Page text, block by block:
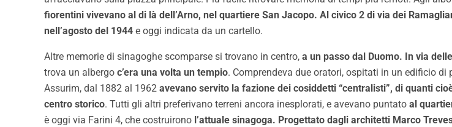
fiorentini vivevano al di là dell’Arno, nel quartiere San Jacopo. Al civico 2 di via dei
nell’agosto del 1944 e oggi indicata da un cartello.
Altre memorie di sinagoghe scomparse si trovano in centro, a un passo dal Duomo. In via
trova un albergo c’era una volta un tempio. Comprendeva due oratori, ospitati in un edificio
Assurim, dal 1882 al 1962 avevano servito la fazione dei cosiddetti “centralisti”, di quanti
centro storico. Tutti gli altri preferivano terreni ancora inesplorati, e avevano puntato al
è oggi via Farini 4, che costruirono l’attuale sinagoga. Progettato dagli architetti Marco